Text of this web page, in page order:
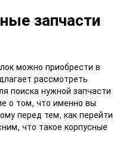
запчасти
можно приобрести в
рассмотреть
поиска нужной запчасти
о том, что именно вы
перед тем, как перейти
что такое корпусные